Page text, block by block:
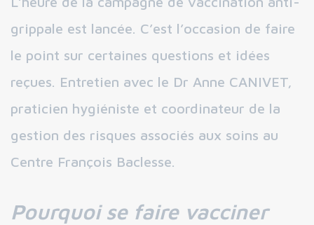
grippale est lancée. C’est l’occasion de faire
le point sur certaines questions et idées
reçues. Entretien avec le Dr Anne CANIVET,
praticien hygiéniste et coordinateur de la
gestion des risques associés aux soins au
Centre François Baclesse.
Pourquoi se faire vacciner